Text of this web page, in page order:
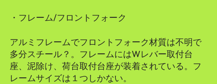
・フレーム/フロントフォーク
アルミフレームでフロントフォーク材質は不明で
多分スチール？。フレームにはWレバー取付台
座、泥除け、荷台取付台座が装着されている。フ
レームサイズは１つしかない。